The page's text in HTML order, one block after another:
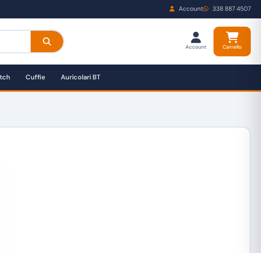
Account 338 887 4507
Account Carrello
Cuffie Auricolari BT